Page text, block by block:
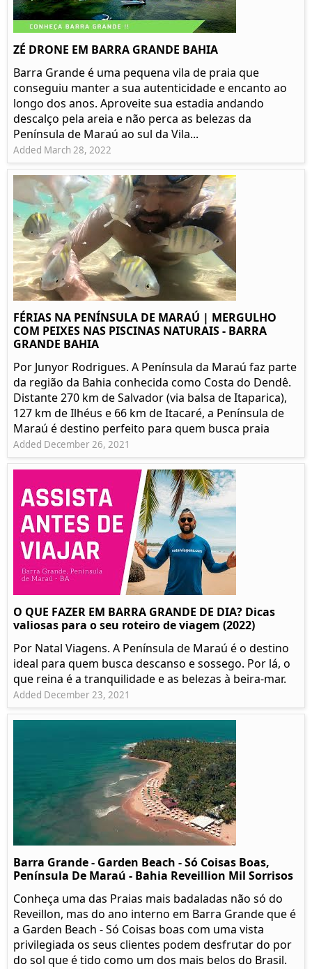
ZÉ DRONE EM BARRA GRANDE BAHIA
Barra Grande é uma pequena vila de praia que
conseguiu manter a sua autenticidade e encanto ao
longo dos anos. Aproveite sua estadia andando
descalço pela areia e não perca as belezas da
Península de Maraú ao sul da Vila...
Added March 28, 2022
FÉRIAS NA PENÍNSULA DE MARAÚ | MERGULHO
COM PEIXES NAS PISCINAS NATURAIS - BARRA
GRANDE BAHIA
Por Junyor Rodrigues. A Península da Maraú faz parte
da região da Bahia conhecida como Costa do Dendê.
Distante 270 km de Salvador (via balsa de Itaparica),
127 km de Ilhéus e 66 km de Itacaré, a Península de
Maraú é destino perfeito para quem busca praia
Added December 26, 2021
O QUE FAZER EM BARRA GRANDE DE DIA? Dicas
valiosas para o seu roteiro de viagem (2022)
Por Natal Viagens. A Península de Maraú é o destino
ideal para quem busca descanso e sossego. Por lá, o
que reina é a tranquilidade e as belezas à beira-mar.
Added December 23, 2021
Barra Grande - Garden Beach - Só Coisas Boas,
Península De Maraú - Bahia Reveillion Mil Sorrisos
Conheça uma das Praias mais badaladas não só do
Reveillon, mas do ano interno em Barra Grande que é
a Garden Beach - Só Coisas boas com uma vista
privilegiada os seus clientes podem desfrutar do por
do sol que é tido como um dos mais belos do Brasil.